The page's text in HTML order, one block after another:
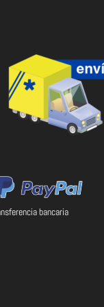
bancaria